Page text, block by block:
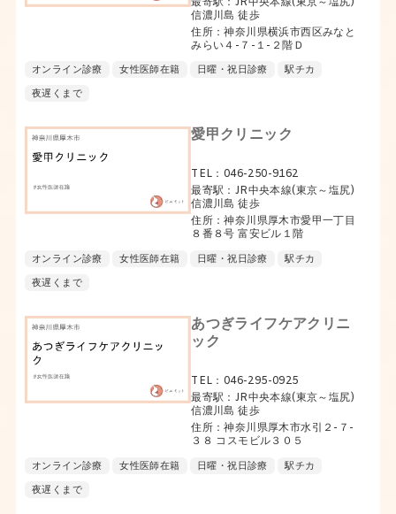
信濃川島 徒歩
住所：神奈川県横浜市西区みなと
みらい４-７-１-２階Ｄ
オンライン診療 女性医師在籍 日曜・祝日診療
駅チカ
夜遅くまで
愛甲クリニック
TEL：046-250-9162
最寄駅：JR中央本線(東京～塩尻)
信濃川島 徒歩
住所：神奈川県厚木市愛甲一丁目
８番８号 富安ビル１階
オンライン診療 女性医師在籍 日曜・祝日診療
駅チカ
夜遅くまで
あつぎライフケアクリニ
ック
TEL：046-295-0925
最寄駅：JR中央本線(東京～塩尻)
信濃川島 徒歩
住所：神奈川県厚木市水引２-７-
３８ コスモビル３０５
オンライン診療 女性医師在籍 日曜・祝日診療
駅チカ
夜遅くまで